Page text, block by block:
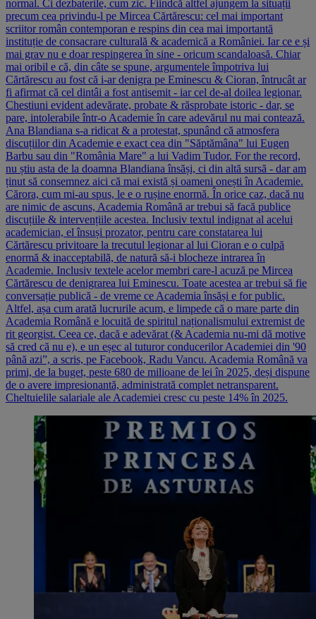
normal. Ci dezbaterile, cum zic. Fiindcă altfel ajungem la situații
precum cea privindu-l pe Mircea Cărtărescu: cel mai important
scriitor român contemporan e respins din cea mai importantă
instituție de consacrare culturală & academică a României. Iar ce e și
mai grav nu e doar respingerea în sine - oricum scandaloasă. Chiar
mai oribil e că, din câte se spune, argumentele împotriva lui
Cărtărescu au fost că i-ar denigra pe Eminescu & Cioran, întrucât ar
fi afirmat că cel dintâi a fost antisemit - iar cel de-al doilea legionar.
Chestiuni evident adevărate, probate & răsprobate istoric - dar, se
pare, intolerabile într-o Academie în care adevărul nu mai contează.
Ana Blandiana s-a ridicat & a protestat, spunând că atmosfera
discuțiilor din Academie e exact cea din "Săptămâna" lui Eugen
Barbu sau din "România Mare" a lui Vadim Tudor. For the record,
nu știu asta de la doamna Blandiana însăși, ci din altă sursă - dar am
ținut să consemnez aici că mai există și oameni onești în Academie.
Cărora, cum mi-au spus, le e o rușine enormă. În orice caz, dacă nu
are nimic de ascuns, Academia Română ar trebui să facă publice
discuțiile & intervențiile acestea. Inclusiv textul indignat al acelui
academician, el însuși prozator, pentru care constatarea lui
Cărtărescu privitoare la trecutul legionar al lui Cioran e o culpă
enormă & inacceptabilă, de natură să-i blocheze intrarea în
Academie. Inclusiv textele acelor membri care-l acuză pe Mircea
Cărtărescu de denigrarea lui Eminescu. Toate acestea ar trebui să fie
conversație publică - de vreme ce Academia însăși e for public.
Altfel, așa cum arată lucrurile acum, e limpede că o mare parte din
Academia Română e locuită de spiritul naționalismului extremist de
rit georgist. Ceea ce, dacă e adevărat (& Academia nu-mi dă motive
să cred că nu e), e un eșec al tuturor conducerilor Academiei din '90
până azi”, a scris, pe Facebook, Radu Vancu. Academia Română va
primi, de la buget, peste 680 de milioane de lei în 2025, deși dispune
de o avere impresionantă, administrată complet netransparent.
Cheltuielile salariale ale Academiei cresc cu peste 14% în 2025.